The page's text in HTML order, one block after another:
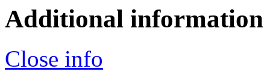
Additional information
Close info